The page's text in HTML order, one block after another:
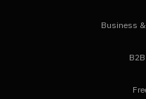
Business